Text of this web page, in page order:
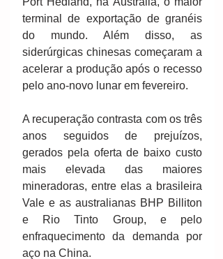
terminal de exportação de granéis
do mundo. Além disso, as
siderúrgicas chinesas começaram a
acelerar a produção após o recesso
pelo ano-novo lunar em fevereiro.
A recuperação contrasta com os três
anos seguidos de prejuízos,
gerados pela oferta de baixo custo
mais elevada das maiores
mineradoras, entre elas a brasileira
Vale e as australianas BHP Billiton
e Rio Tinto Group, e pelo
enfraquecimento da demanda por
aço na China.